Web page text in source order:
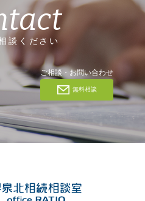
談ください
ご相談・お問い合わせ
無料相談